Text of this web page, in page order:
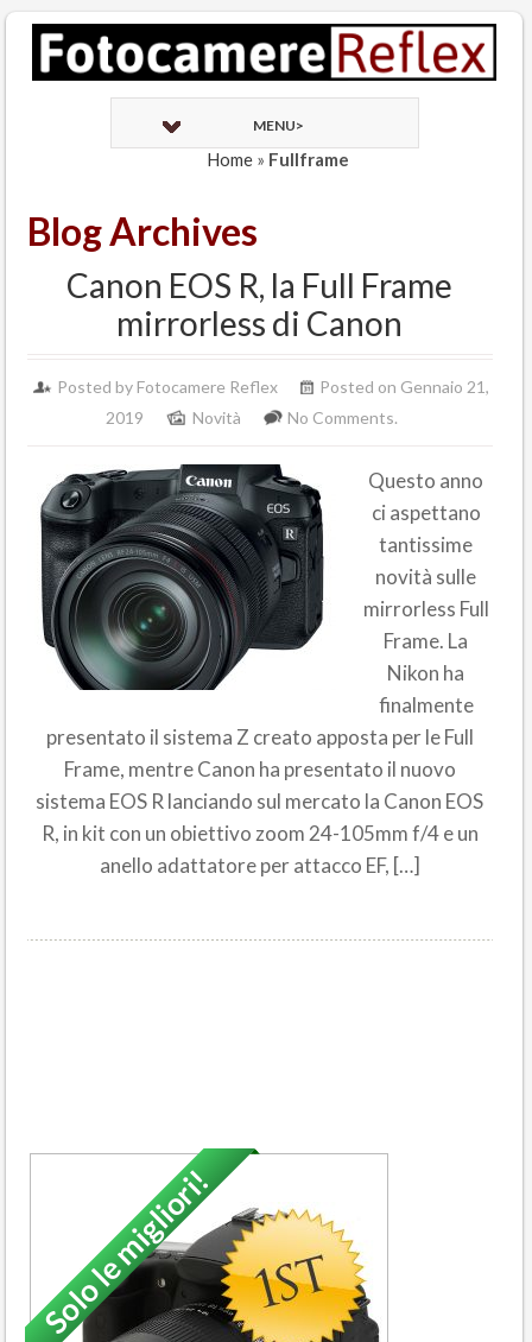
MENU>
Home » Fullframe
Blog Archives
Canon EOS R, la Full Frame
mirrorless di Canon
Posted by Fotocamere Reflex
Posted on Gennaio 21,
2019
Novità No Comments.
Questo anno
ci aspettano
tantissime
novità sulle
mirrorless Full
Frame. La
Nikon ha
finalmente
presentato il sistema Z creato apposta per le Full
Frame, mentre Canon ha presentato il nuovo
sistema EOS R lanciando sul mercato la Canon EOS
R, in kit con un obiettivo zoom 24-105mm f/4 e un
anello adattatore per attacco EF, […]
Solo le migliori!